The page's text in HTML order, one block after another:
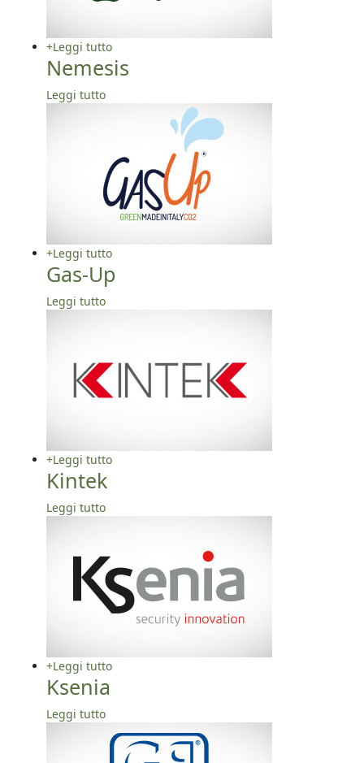
+Leggi tutto
Nemesis
Leggi tutto
+Leggi tutto
Gas-Up
Leggi tutto
+Leggi tutto
Kintek
Leggi tutto
+Leggi tutto
Ksenia
Leggi tutto